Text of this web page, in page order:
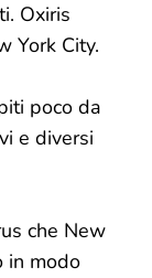
Oxiris
York City.
poco da
e diversi
che New
in modo